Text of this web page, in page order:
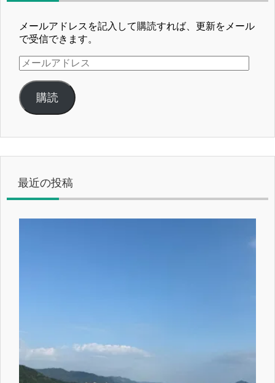
メールアドレスを記入して購読すれば、更新をメール
で受信できます。
メ
ー
ル
ア
ド
ス
購読
最近の投稿